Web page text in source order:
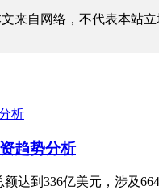
来自网络，不代表本站
趋势分析
达到336亿美元，涉及